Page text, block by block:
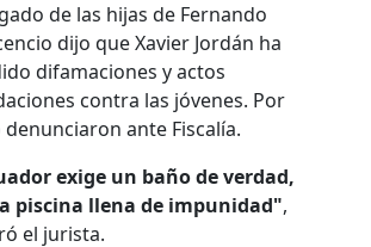
de las hijas de Fernando
dijo que Xavier Jordán ha
difamaciones y actos
contra las jóvenes. Por
denunciaron ante Fiscalía.
exige un baño de verdad,
piscina llena de impunidad",
el jurista.